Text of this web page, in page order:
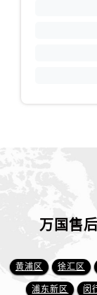
万国售
黄浦区 徐汇区
浦东新区 闵